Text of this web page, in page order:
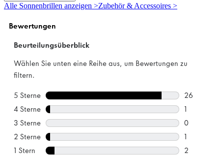
5
Sternen.
Bewertung
Alle Sonnenbrillen anzeigen >Zubehör & Accessoires >